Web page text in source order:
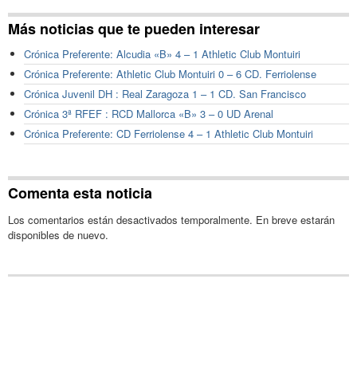
Más noticias que te pueden interesar
Crónica Preferente: Alcudia «B» 4 – 1 Athletic Club Montuiri
Crónica Preferente: Athletic Club Montuiri 0 – 6 CD. Ferriolense
Crónica Juvenil DH : Real Zaragoza 1 – 1 CD. San Francisco
Crónica 3ª RFEF : RCD Mallorca «B» 3 – 0 UD Arenal
Crónica Preferente: CD Ferriolense 4 – 1 Athletic Club Montuiri
Comenta esta noticia
Los comentarios están desactivados temporalmente. En breve estarán
disponibles de nuevo.